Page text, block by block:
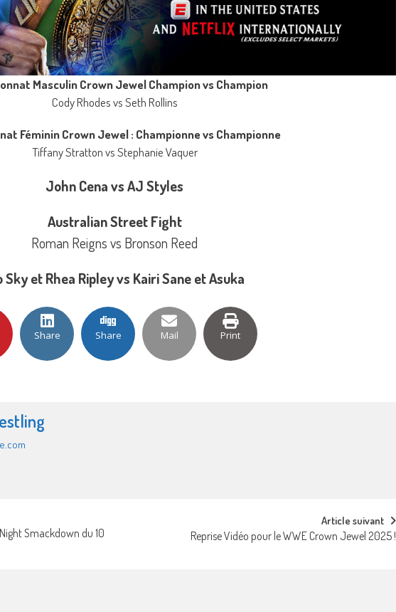
Masculin Crown Jewel Champion vs Champion
Cody Rhodes vs Seth Rollins
Féminin Crown Jewel : Championne vs Championne
Tiffany Stratton vs Stephanie Vaquer
John Cena vs AJ Styles
Australian Street Fight
Roman Reigns vs Bronson Reed
Sky et Rhea Ripley vs Kairi Sane et Asuka
Share Share Mail Print
Smackdown du 10
Article suivant
Reprise Vidéo pour le WWE Crown Jewel 2025 !